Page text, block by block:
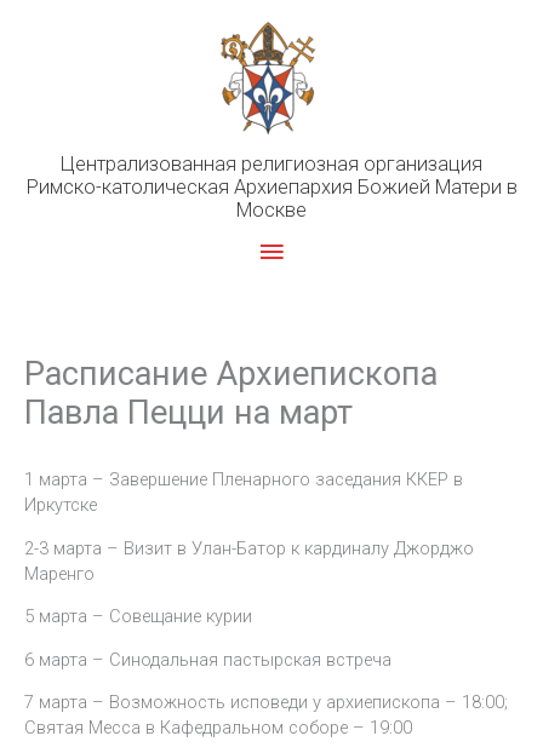
Централизованная религиозная организация
Римско-католическая Архиепархия Божией Матери в
Москве
Главное
Расписание Архиепископа
Павла Пецци на март
1 марта – Завершение Пленарного заседания ККЕР в
Иркутске
2-3 марта – Визит в Улан-Батор к кардиналу Джорджо
Маренго
5 марта – Совещание курии
6 марта – Синодальная пастырская встреча
7 марта – Возможность исповеди у архиепископа – 18:00;
Святая Месса в Кафедральном соборе – 19:00